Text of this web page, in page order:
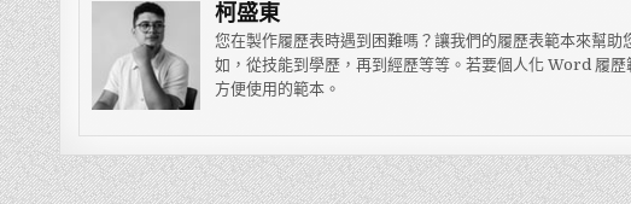
柯盛東
您在製作履歷表時遇到困難嗎？讓我們的履歷表範本來幫
如，從技能到學歷，再到經歷等等。若要個人化 Word 履
方便使用的範本。